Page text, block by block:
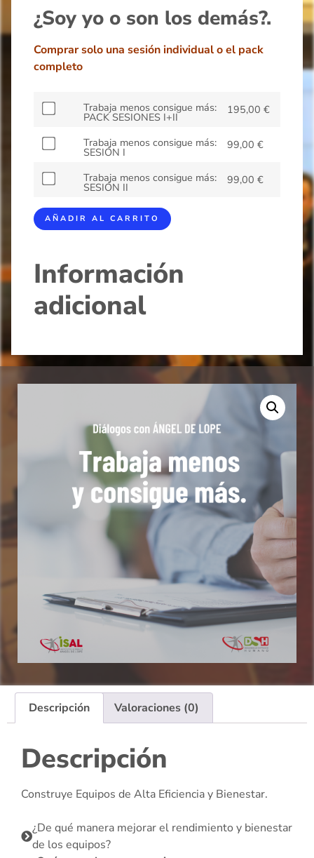
¿Soy yo o son los demás?.
Comprar solo una sesión individual o el pack
completo
Trabaja menos consigue más:
PACK SESIONES I+II
195,00 €
Trabaja menos consigue más:
SESIÓN I
99,00 €
Trabaja menos consigue más:
SESIÓN II
99,00 €
AÑADIR AL CARRITO
Información
adicional
Descripción Valoraciones (0)
Descripción
Construye Equipos de Alta Eficiencia y Bienestar.
¿De qué manera mejorar el rendimiento y bienestar
de los equipos?